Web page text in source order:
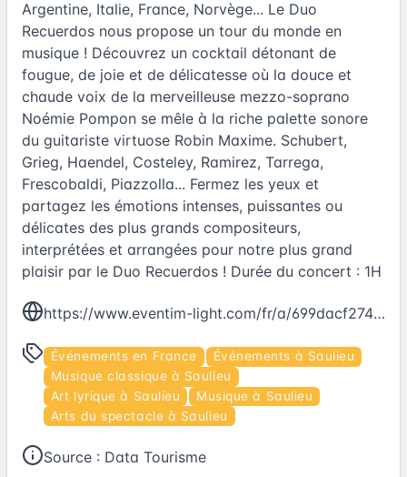
Argentine, Italie, France, Norvège... Le Duo
Recuerdos nous propose un tour du monde en
musique ! Découvrez un cocktail détonant de
fougue, de joie et de délicatesse où la douce et
chaude voix de la merveilleuse mezzo-soprano
Noémie Pompon se mêle à la riche palette sonore
du guitariste virtuose Robin Maxime. Schubert,
Grieg, Haendel, Costeley, Ramirez, Tarrega,
Frescobaldi, Piazzolla... Fermez les yeux et
partagez les émotions intenses, puissantes ou
délicates des plus grands compositeurs,
interprétées et arrangées pour notre plus grand
plaisir par le Duo Recuerdos ! Durée du concert : 1H
https://www.eventim-light.com/fr/a/699dacf274047b00edd53f8c/e/69a71a7774047b00edd54439
Événements en France
Événements à Saulieu
Musique classique à Saulieu
Art lyrique à Saulieu
Musique à Saulieu
Arts du spectacle à Saulieu
Source : Data Tourisme